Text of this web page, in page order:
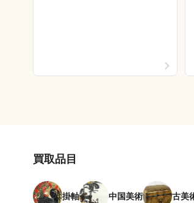
買取品目
掛軸 中国美術 古美